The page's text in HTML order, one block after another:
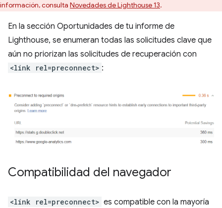
información, consulta Novedades de Lighthouse 13.
En la sección Oportunidades de tu informe de
Lighthouse, se enumeran todas las solicitudes clave que
aún no priorizan las solicitudes de recuperación con
<link rel=preconnect> :
Compatibilidad del navegador
<link rel=preconnect> es compatible con la mayoría